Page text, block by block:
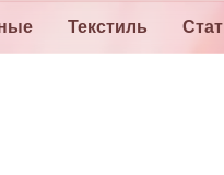
Текстиль